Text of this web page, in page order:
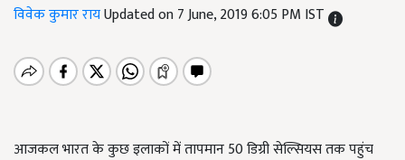
विवेक कुमार रायUpdated on 7 June, 2019 6:05 PM IST
आजकल भारत के कुछ इलाकों में तापमान50डिग्री सेल्सियस तक पहुंच